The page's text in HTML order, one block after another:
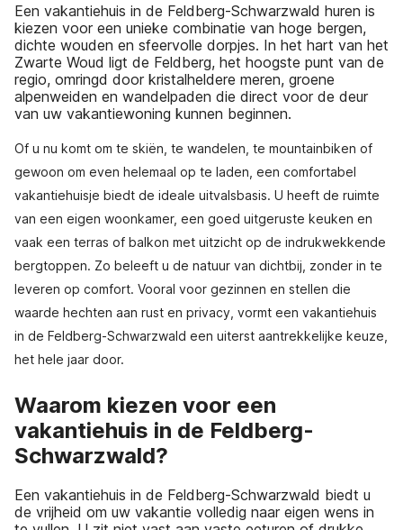
Een vakantiehuis in de Feldberg-Schwarzwald huren is
kiezen voor een unieke combinatie van hoge bergen,
dichte wouden en sfeervolle dorpjes. In het hart van het
Zwarte Woud ligt de Feldberg, het hoogste punt van de
regio, omringd door kristalheldere meren, groene
alpenweiden en wandelpaden die direct voor de deur
van uw vakantiewoning kunnen beginnen.
Of u nu komt om te skiën, te wandelen, te mountainbiken of
gewoon om even helemaal op te laden, een comfortabel
vakantiehuisje biedt de ideale uitvalsbasis. U heeft de ruimte
van een eigen woonkamer, een goed uitgeruste keuken en
vaak een terras of balkon met uitzicht op de indrukwekkende
bergtoppen. Zo beleeft u de natuur van dichtbij, zonder in te
leveren op comfort. Vooral voor gezinnen en stellen die
waarde hechten aan rust en privacy, vormt een vakantiehuis
in de Feldberg-Schwarzwald een uiterst aantrekkelijke keuze,
het hele jaar door.
Waarom kiezen voor een
vakantiehuis in de Feldberg-
Schwarzwald?
Een vakantiehuis in de Feldberg-Schwarzwald biedt u
de vrijheid om uw vakantie volledig naar eigen wens in